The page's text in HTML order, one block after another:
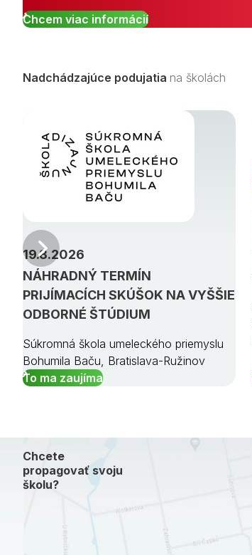
Chcem viac informácií
Nadchádzajúce podujatia na školách
NÁHRADNÝ TERMÍN
PRIJÍMACÍCH SKÚŠOK NA VYŠŠIE
ODBORNÉ ŠTÚDIUM
19.8.2026
Súkromná škola umeleckého priemyslu
Bohumila Baču, Bratislava-Ružinov
To ma zaujíma
Predchádzajúci
Chcete
propagovať svoju
školu?